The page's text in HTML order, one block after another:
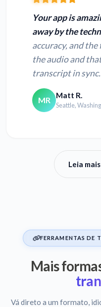
Your app is
away by the
accuracy, and
the audio and
transcript in sync.
MR Matt R.
Seattle,
Leia
FERRAMENTAS DE
Mais
Vá direto a um formato,